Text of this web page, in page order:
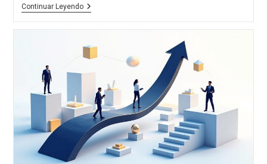
Continuar LeyendoCómo
De
Autónomos
A
Empleos
Formales
De
CLT